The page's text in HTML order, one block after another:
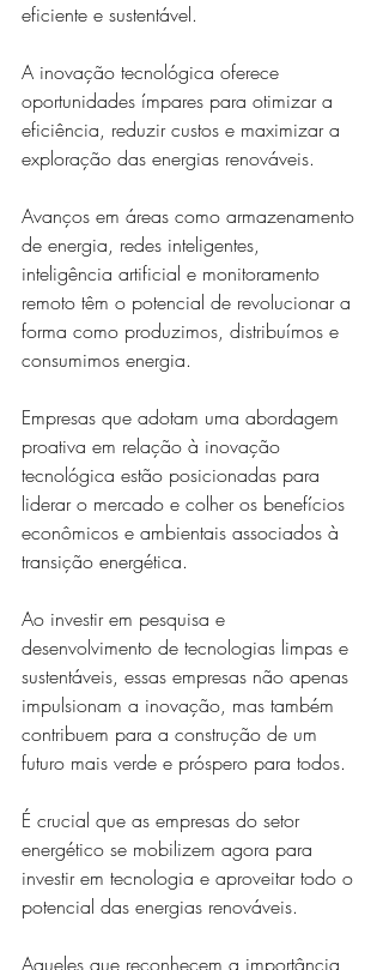
eficiente e sustentável.
A inovação tecnológica oferece
oportunidades ímpares para otimizar a
eficiência, reduzir custos e maximizar a
exploração das energias renováveis.
Avanços em áreas como armazenamento
de energia, redes inteligentes,
inteligência artificial e monitoramento
remoto têm o potencial de revolucionar a
forma como produzimos, distribuímos e
consumimos energia.
Empresas que adotam uma abordagem
proativa em relação à inovação
tecnológica estão posicionadas para
liderar o mercado e colher os benefícios
econômicos e ambientais associados à
transição energética.
Ao investir em pesquisa e
desenvolvimento de tecnologias limpas e
sustentáveis, essas empresas não apenas
impulsionam a inovação, mas também
contribuem para a construção de um
futuro mais verde e próspero para todos.
É crucial que as empresas do setor
energético se mobilizem agora para
investir em tecnologia e aproveitar todo o
potencial das energias renováveis.
Aqueles que reconhecem a importância